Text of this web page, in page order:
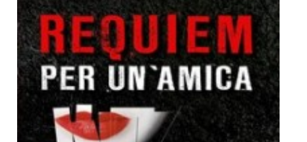
Chi siamo
Dicono di Noi
Rassegna Stampa
Archivio
Autori
Generi